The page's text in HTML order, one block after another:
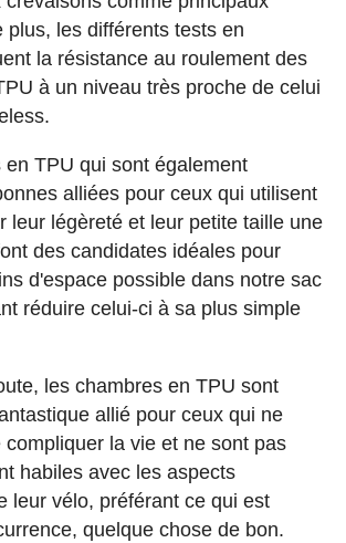
plus, les différents tests en
la résistance au roulement des
à un niveau très proche de celui
en TPU qui sont également
alliées pour ceux qui utilisent
leur légèreté et leur petite taille une
des candidates idéales pour
d'espace possible dans notre sac
réduire celui-ci à sa plus simple
les chambres en TPU sont
allié pour ceux qui ne
la vie et ne sont pas
habiles avec les aspects
leur vélo, préférant ce qui est
quelque chose de bon.